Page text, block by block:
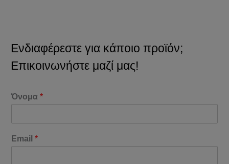
Ενδιαφέρεστε για κάποιο προϊόν;
Επικοινωνήστε μαζί μας!
Όνομα*
Email*